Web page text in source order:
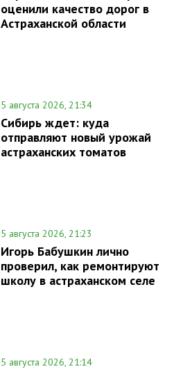
оценили качество дорог в
Астраханской области
5 августа 2026, 21:34
Сибирь ждет: куда
отправляют новый урожай
астраханских томатов
5 августа 2026, 21:23
Игорь Бабушкин лично
проверил, как ремонтируют
школу в астраханском селе
5 августа 2026, 21:14